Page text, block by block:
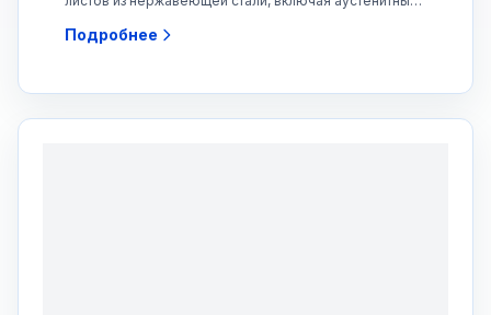
Подробнее